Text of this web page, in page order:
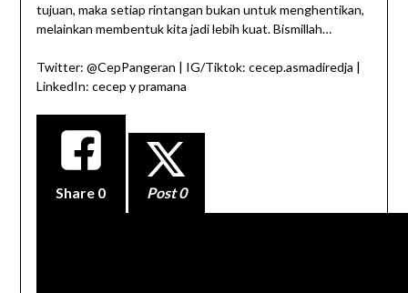
tujuan, maka setiap rintangan bukan untuk menghentikan,
melainkan membentuk kita jadi lebih kuat. Bismillah…
Twitter: @CepPangeran | IG/Tiktok: cecep.asmadiredja |
LinkedIn: cecep y pramana
Share 0 Post 0